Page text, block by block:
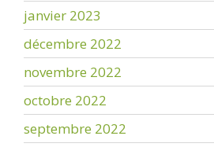
janvier 2023
décembre 2022
novembre 2022
octobre 2022
septembre 2022